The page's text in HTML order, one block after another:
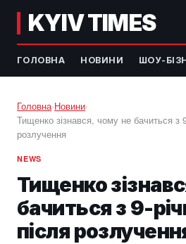
KYIV TIMES
ГОЛОВНА НОВИНИ ШОУ-
Головна›Новини›
Тищенко зізнався, чому не бачиться з
розлучення
NEWS
Тищенко
бачиться з 9-
після